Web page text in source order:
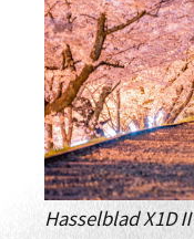
Hasselblad X1DⅡ